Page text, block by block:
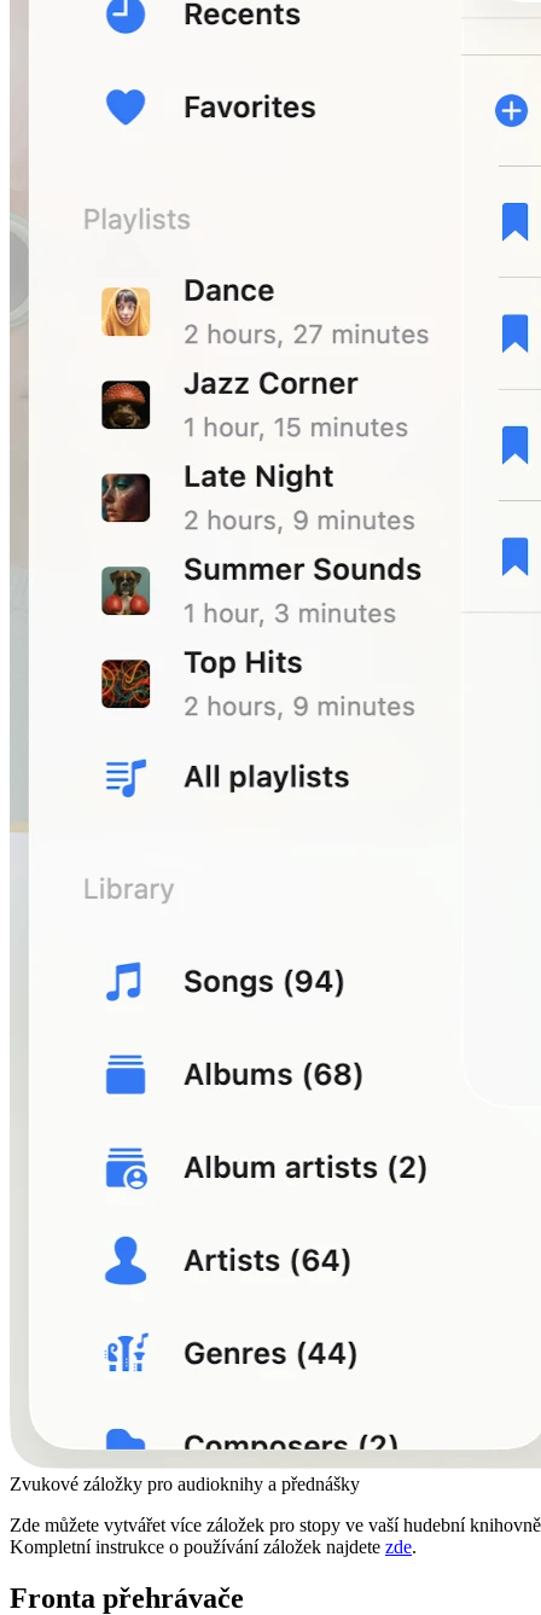
Zvukové záložky pro audioknihy a přednášky
Zde můžete vytvářet více záložek pro stopy ve vaší hudební
Kompletní instrukce o používání záložek najdete zde.
Fronta přehrávače